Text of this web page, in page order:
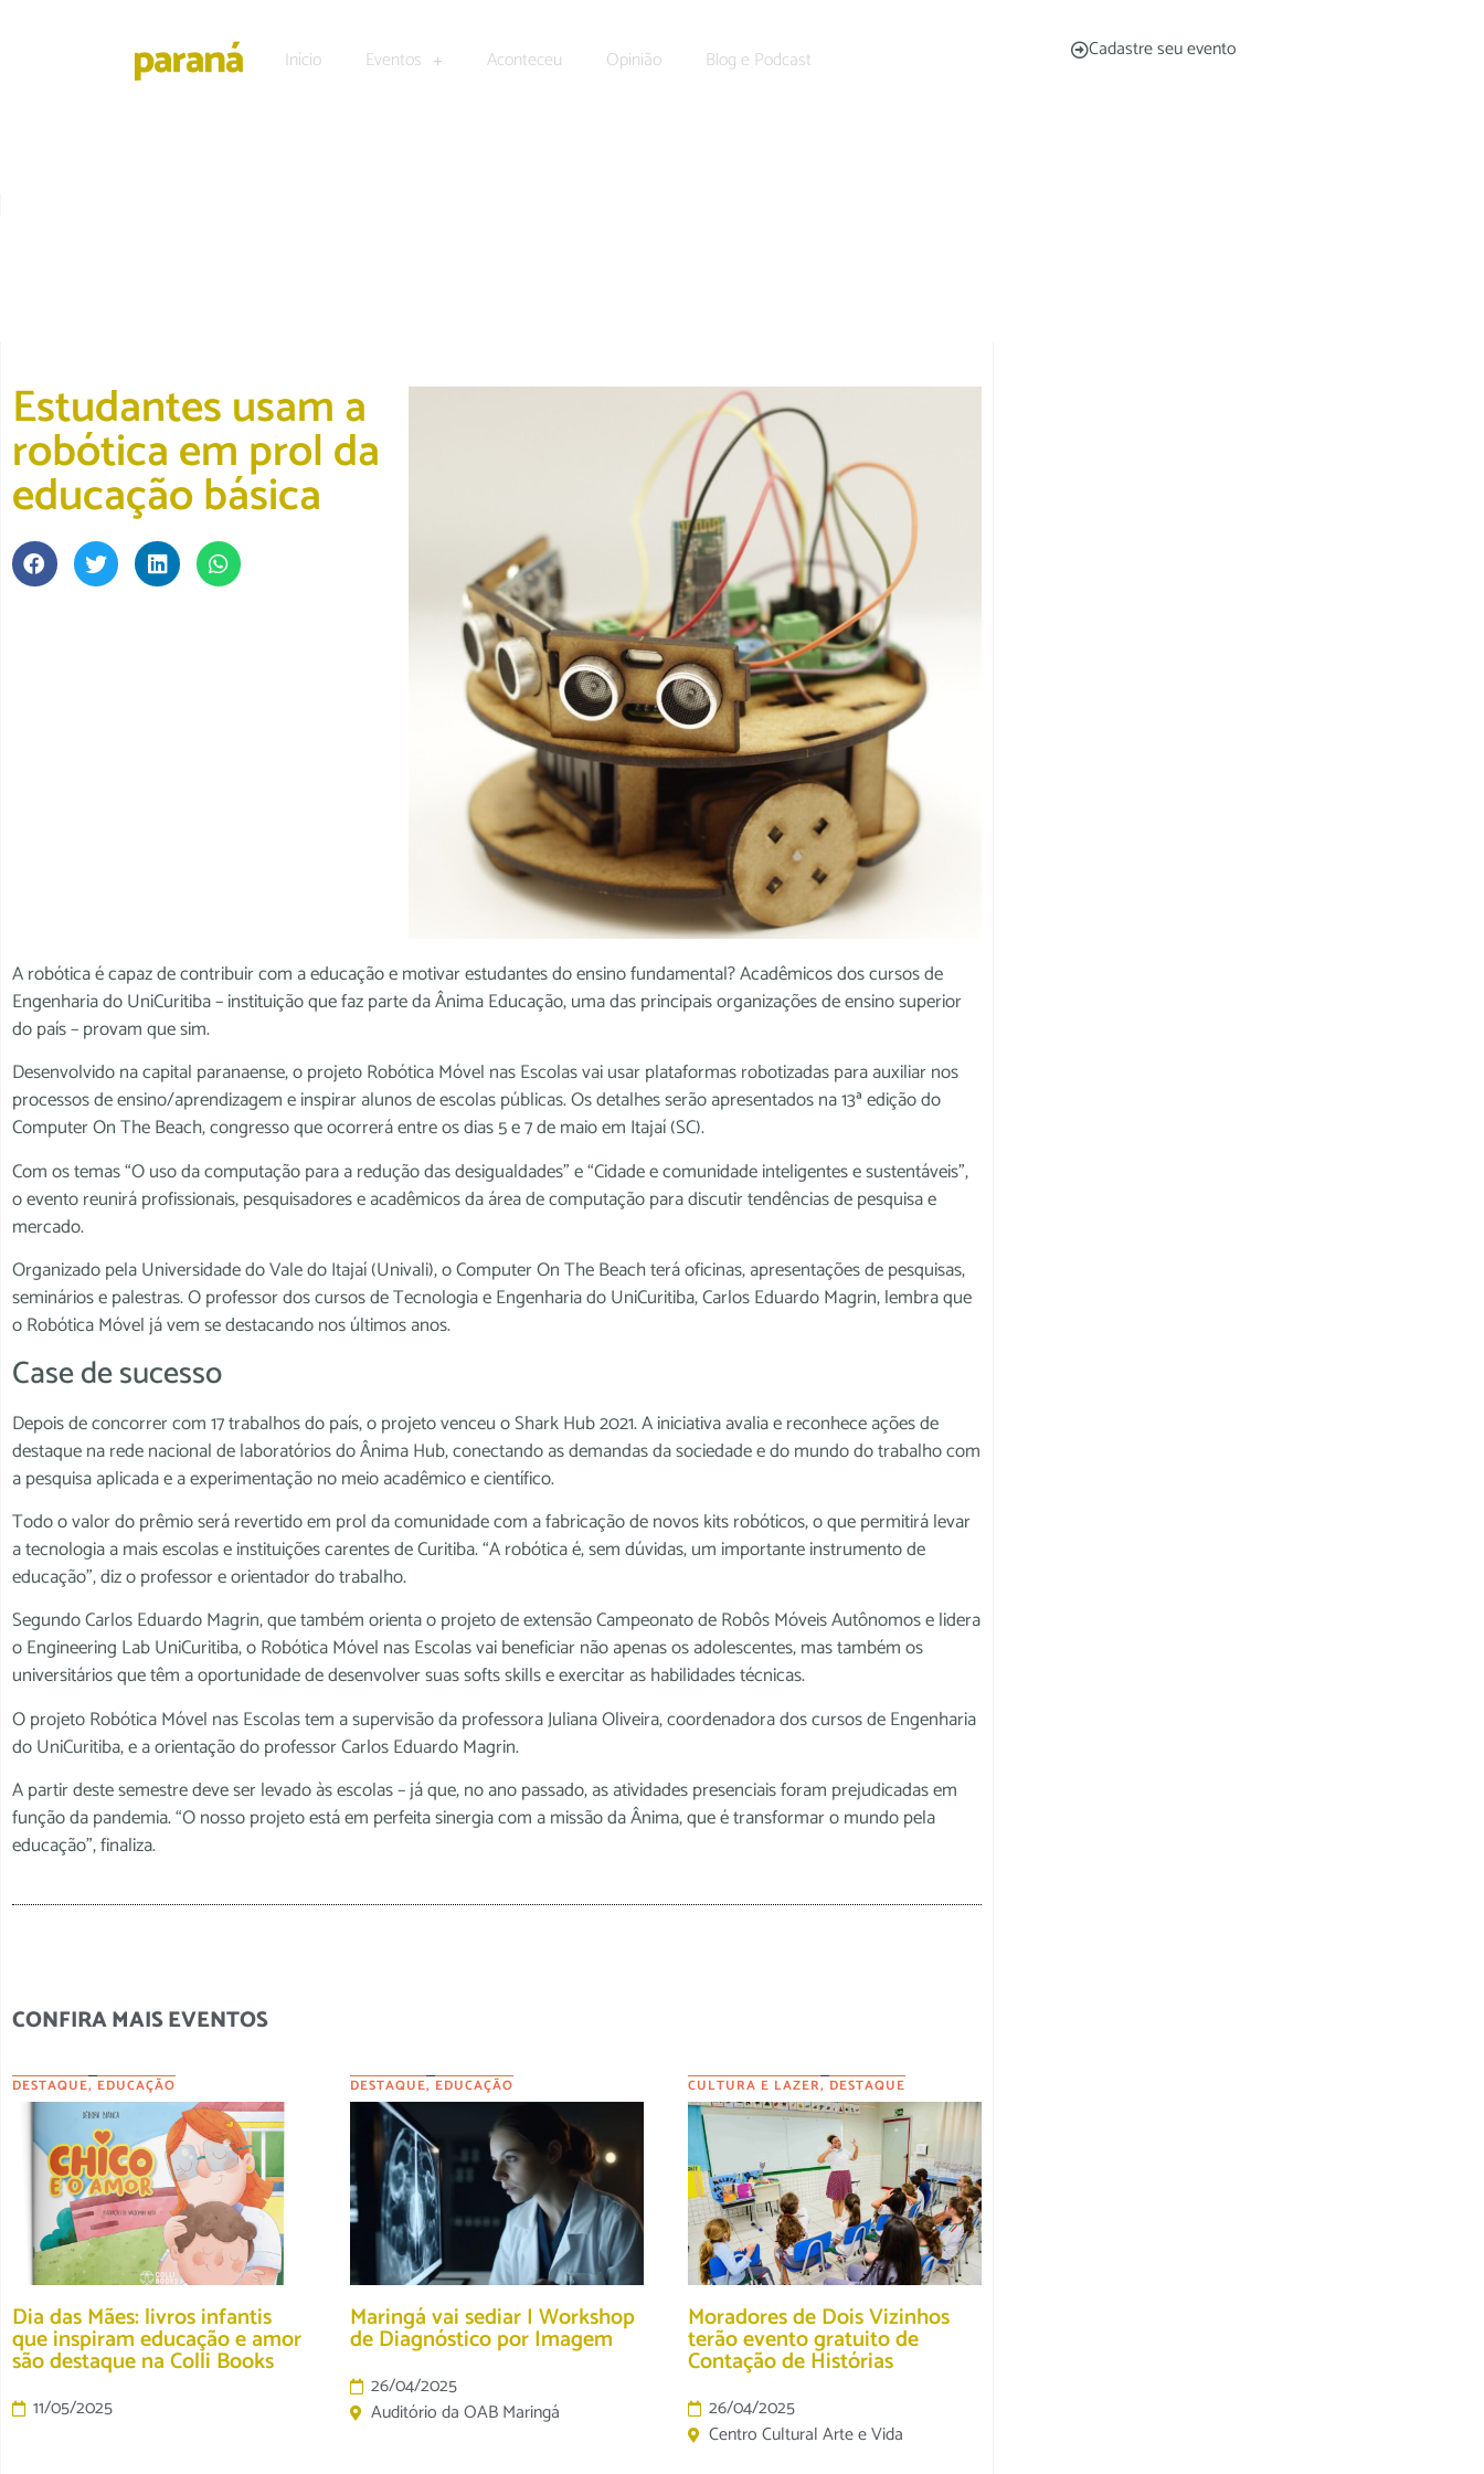
Início Eventos Aconteceu Opinião Blog e Podcast Cadastre seu evento
Estudantes usam a
robótica em prol da
educação básica
A robótica é capaz de contribuir com a educação e motivar estudantes do ensino fundamental? Acadêmicos dos cursos de
Engenharia do UniCuritiba – instituição que faz parte da Ânima Educação, uma das principais organizações de ensino superior
do país – provam que sim.
Desenvolvido na capital paranaense, o projeto Robótica Móvel nas Escolas vai usar plataformas robotizadas para auxiliar nos
processos de ensino/aprendizagem e inspirar alunos de escolas públicas. Os detalhes serão apresentados na 13ª edição do
Computer On The Beach, congresso que ocorrerá entre os dias 5 e 7 de maio em Itajaí (SC).
Com os temas “O uso da computação para a redução das desigualdades” e “Cidade e comunidade inteligentes e sustentáveis”,
o evento reunirá profissionais, pesquisadores e acadêmicos da área de computação para discutir tendências de pesquisa e
mercado.
Organizado pela Universidade do Vale do Itajaí (Univali), o Computer On The Beach terá oficinas, apresentações de pesquisas,
seminários e palestras. O professor dos cursos de Tecnologia e Engenharia do UniCuritiba, Carlos Eduardo Magrin, lembra que
o Robótica Móvel já vem se destacando nos últimos anos.
Case de sucesso
Depois de concorrer com 17 trabalhos do país, o projeto venceu o Shark Hub 2021. A iniciativa avalia e reconhece ações de
destaque na rede nacional de laboratórios do Ânima Hub, conectando as demandas da sociedade e do mundo do trabalho com
a pesquisa aplicada e a experimentação no meio acadêmico e científico.
Todo o valor do prêmio será revertido em prol da comunidade com a fabricação de novos kits robóticos, o que permitirá levar
a tecnologia a mais escolas e instituições carentes de Curitiba. “A robótica é, sem dúvidas, um importante instrumento de
educação”, diz o professor e orientador do trabalho.
Segundo Carlos Eduardo Magrin, que também orienta o projeto de extensão Campeonato de Robôs Móveis Autônomos e lidera
o Engineering Lab UniCuritiba, o Robótica Móvel nas Escolas vai beneficiar não apenas os adolescentes, mas também os
universitários que têm a oportunidade de desenvolver suas softs skills e exercitar as habilidades técnicas.
O projeto Robótica Móvel nas Escolas tem a supervisão da professora Juliana Oliveira, coordenadora dos cursos de Engenharia
do UniCuritiba, e a orientação do professor Carlos Eduardo Magrin.
A partir deste semestre deve ser levado às escolas – já que, no ano passado, as atividades presenciais foram prejudicadas em
função da pandemia. “O nosso projeto está em perfeita sinergia com a missão da Ânima, que é transformar o mundo pela
educação”, finaliza.
CONFIRA MAIS EVENTOS
DESTAQUE, EDUCAÇÃO
Dia das Mães: livros infantis
que inspiram educação e amor
são destaque na Colli Books
11/05/2025
DESTAQUE, EDUCAÇÃO
Maringá vai sediar I Workshop
de Diagnóstico por Imagem
26/04/2025
Auditório da OAB Maringá
CULTURA E LAZER, DESTAQUE
Moradores de Dois Vizinhos
terão evento gratuito de
Contação de Histórias
26/04/2025
Centro Cultural Arte e Vida